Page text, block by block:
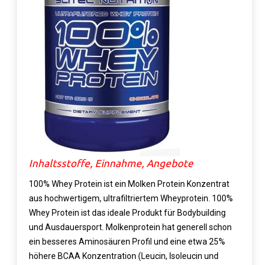
Inhaltsstoffe, Einnahme, Angebote
100% Whey Protein ist ein Molken Protein Konzentrat
aus hochwertigem, ultrafiltriertem Wheyprotein. 100%
Whey Protein ist das ideale Produkt für Bodybuilding
und Ausdauersport. Molkenprotein hat generell schon
ein besseres Aminosäuren Profil und eine etwa 25%
höhere BCAA Konzentration (Leucin, Isoleucin und